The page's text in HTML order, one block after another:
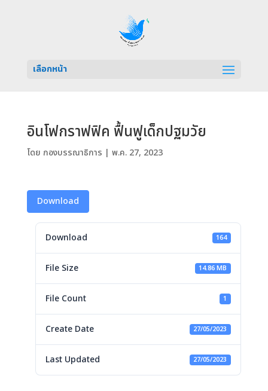
เลือกหน้า
อินโฟกราฟฟิค ฟื้นฟูเด็กปฐมวัย
โดย กองบรรณาธิการ | พ.ค. 27, 2023
Download
Download 164
File Size 14.86 MB
File Count 1
Create Date 27/05/2023
Last Updated 27/05/2023